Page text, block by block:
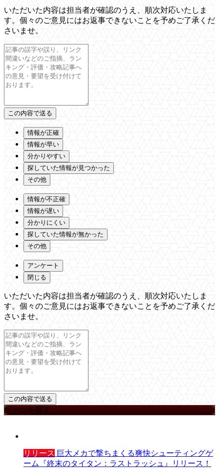
いただいた内容は担当者が確認のうえ、順次対応いたしま
す。個々のご意見にはお返事できないことを予めご了承くだ
さいませ。
情報が正確
情報が早い
分かりやすい
探していた情報が見つかった
その他
情報が不正確
情報が遅い
分かりにくい
探していた情報が無かった
その他
アンケート
閉じる
いただいた内容は担当者が確認のうえ、順次対応いたしま
す。個々のご意見にはお返事できないことを予めご了承くだ
さいませ。
ゲームを探す
リリース 巨大メカで撃ちまくる爽快シューティングゲ
ーム『終末のタイタン：ラストラッシュ』リリース！